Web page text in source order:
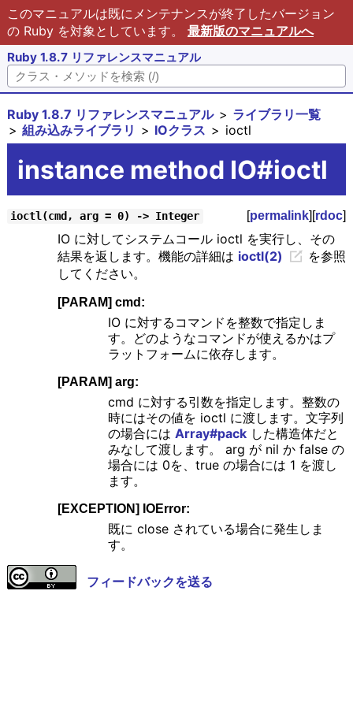
このマニュアルは既にメンテナンスが終了したバージョン
の Ruby を対象としています。 最新版のマニュアルへ
Ruby 1.8.7 リファレンスマニュアル
Ruby 1.8.7 リファレンスマニュアル
ライブラリ一覧
組み込みライブラリ
IOクラス ioctl
instance method IO#ioctl
ioctl(cmd, arg = 0) -> Integer [permalink][rdoc]
IO に対してシステムコール ioctl を実行し、その
結果を返します。機能の詳細は ioctl(2)
を参照
してください。
[PARAM] cmd:
IO に対するコマンドを整数で指定しま
す。どのようなコマンドが使えるかはプ
ラットフォームに依存します。
[PARAM] arg:
cmd に対する引数を指定します。整数の
時にはその値を ioctl に渡します。文字列
の場合には Array#packした構造体だと
みなして渡します。 arg が nil か false の
場合には 0を、true の場合には 1 を渡し
ます。
[EXCEPTION] IOError:
既に close されている場合に発生しま
す。
フィードバックを送る